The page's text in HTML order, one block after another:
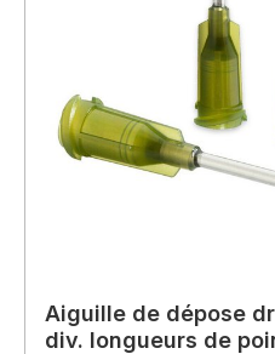
Aiguille de dépose
div. longueurs de